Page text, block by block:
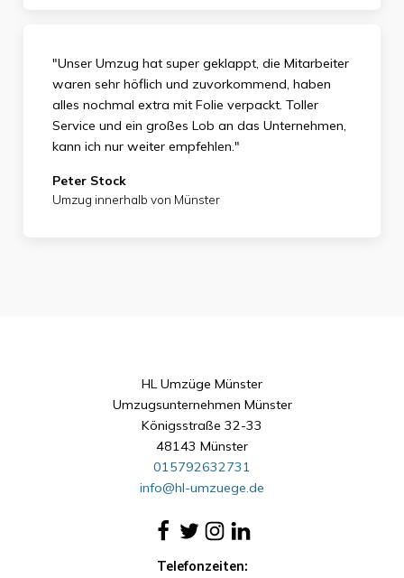
"Unser Umzug hat super geklappt, die Mitarbeiter
waren sehr höflich und zuvorkommend, haben
alles nochmal extra mit Folie verpackt. Toller
Service und ein großes Lob an das Unternehmen,
kann ich nur weiter empfehlen."
Peter Stock
Umzug innerhalb von Münster
HL Umzüge Münster
Umzugsunternehmen Münster
Königsstraße 32-33
48143 Münster
015792632731
info@hl-umzuege.de
Telefonzeiten: